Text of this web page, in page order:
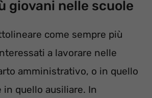
giovani nelle scuole
come sempre più
a lavorare nelle
amministrativo, o in quello
quello ausiliare. In